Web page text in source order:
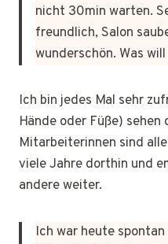
nicht 30min warten.
freundlich, Salon
wunderschön. Was
Ich bin jedes Mal sehr
Hände oder Füße)
Mitarbeiterinnen sind
viele Jahre dorthin und
andere weiter.
Ich war heute